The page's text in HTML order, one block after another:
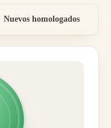
Nuevos homologados